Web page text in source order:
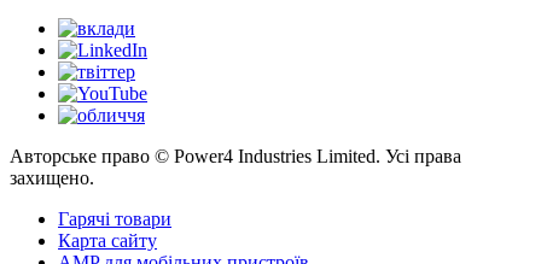
Авторське право © Power4 Industries Limited. Усі права
захищено.
Гарячі товари
Карта сайту